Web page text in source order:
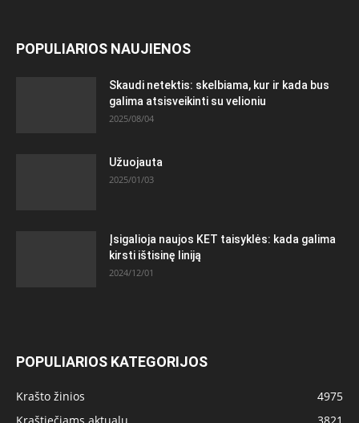
POPULIARIOS NAUJIENOS
Skaudi netektis: skelbiama, kur ir kada bus
galima atsisveikinti su velioniu
2025/08/04
Užuojauta
2025/01/03
Įsigalioja naujos KET taisyklės: kada galima
kirsti ištisinę liniją
2024/12/01
POPULIARIOS KATEGORIJOS
Krašto žinios
4975